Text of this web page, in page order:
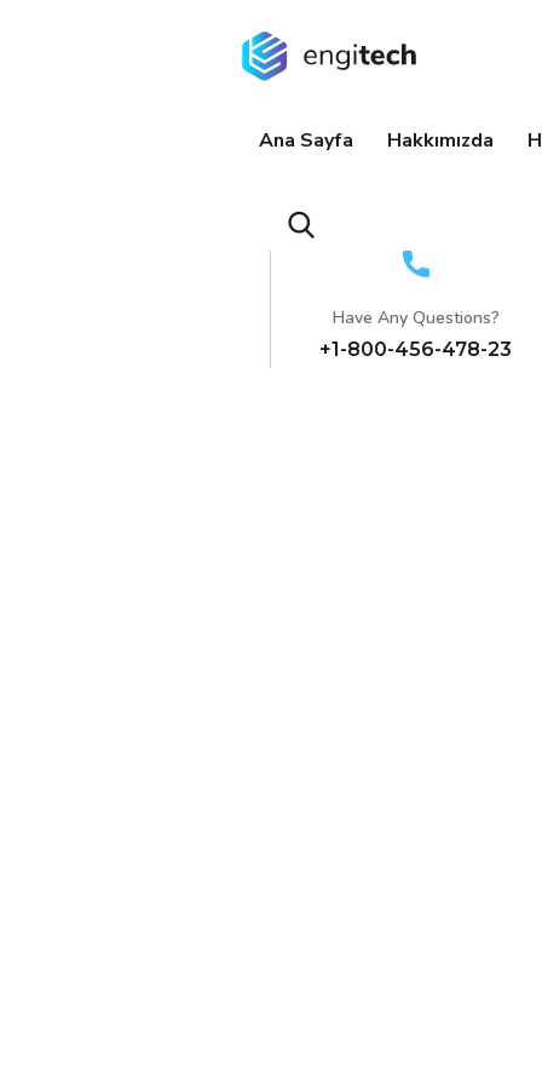
Ana Sayfa Hakkımızda
Have Any Questions?
+1-800-456-478-23